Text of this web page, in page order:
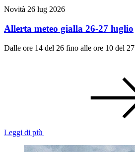
Novità 26 lug 2026
Allerta meteo gialla 26-27 luglio
Dalle ore 14 del 26 fino alle ore 10 del 27
Leggi di più